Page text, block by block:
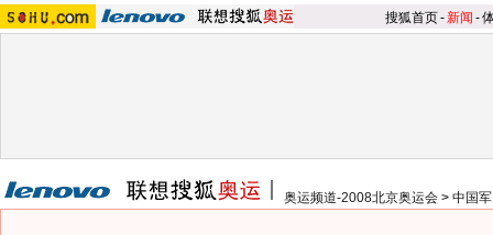
搜狐首页-新闻 -
奥运频道-2008北京奥运会 > 中国